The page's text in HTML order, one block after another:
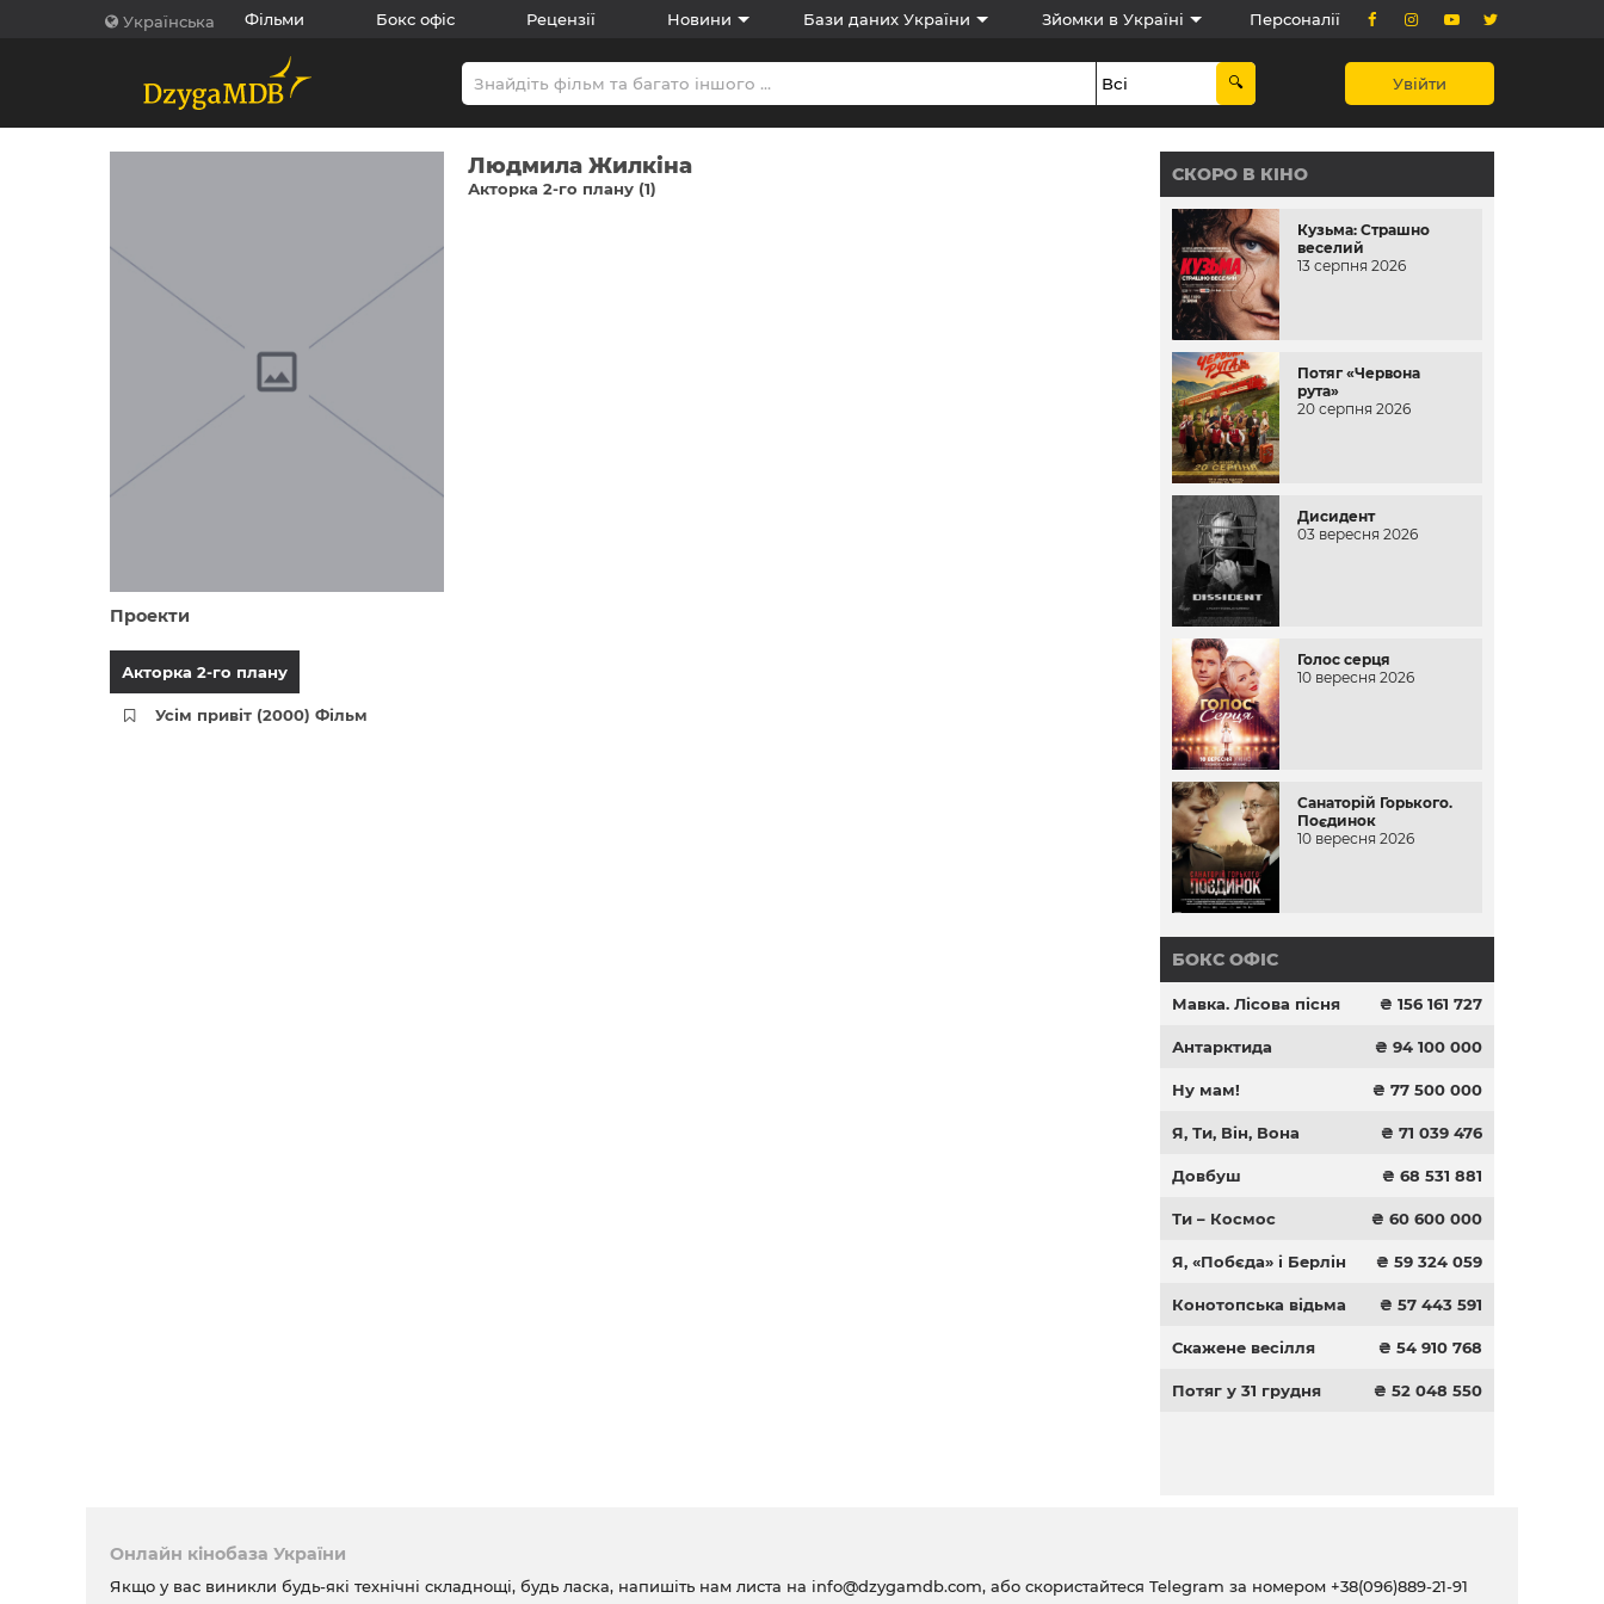
Українська Фільми Бокс офіс Рецензії Новини Бази даних України Зйомки в Україні Персоналії
Увійти
Людмила Жилкіна
Акторка 2-го плану (1)
Проекти
Акторка 2-го плану
Усім привіт (2000) Фільм
СКОРО В КІНО
Кузьма: Страшно
веселий
13 серпня 2026
Потяг «Червона
рута»
20 серпня 2026
Дисидент
03 вересня 2026
Голос серця
10 вересня 2026
Санаторій Горького.
Поєдинок
10 вересня 2026
БОКС ОФІС
Мавка. Лісова пісня ₴ 156 161 727
Антарктида ₴ 94 100 000
Ну мам! ₴ 77 500 000
Я, Ти, Він, Вона ₴ 71 039 476
Довбуш ₴ 68 531 881
Ти – Космос ₴ 60 600 000
Я, «Побєда» і Берлін ₴ 59 324 059
Конотопська відьма ₴ 57 443 591
Скажене весілля ₴ 54 910 768
Потяг у 31 грудня ₴ 52 048 550
Онлайн кінобаза України
Якщо у вас виникли будь-які технічні складнощі, будь ласка, напишіть нам листа на info@dzygamdb.com, або скористайтеся Telegram за номером +38(096)889-21-91